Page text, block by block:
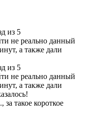
из 5
не реально данный
а также дали
из 5
не реально данный
а также дали
такое короткое